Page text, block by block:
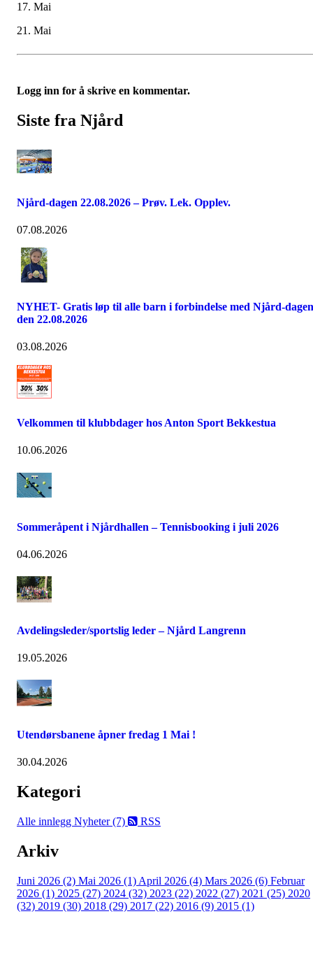
17. Mai
21. Mai
Logg inn for å skrive en kommentar.
Siste fra Njård
Njård-dagen 22.08.2026 – Prøv. Lek. Opplev.
07.08.2026
NYHET- Gratis løp til alle barn i forbindelse med Njård-dagen
den 22.08.2026
03.08.2026
Velkommen til klubbdager hos Anton Sport Bekkestua
10.06.2026
Sommeråpent i Njårdhallen – Tennisbooking i juli 2026
04.06.2026
Avdelingsleder/sportslig leder – Njård Langrenn
19.05.2026
Utendørsbanene åpner fredag 1 Mai !
30.04.2026
Kategori
Alle innlegg Nyheter (7) RSS
Arkiv
Juni 2026 (2) Mai 2026 (1) April 2026 (4) Mars 2026 (6) Februar
2026 (1) 2025 (27) 2024 (32) 2023 (22) 2022 (27) 2021 (25) 2020
(32) 2019 (30) 2018 (29) 2017 (22) 2016 (9) 2015 (1)